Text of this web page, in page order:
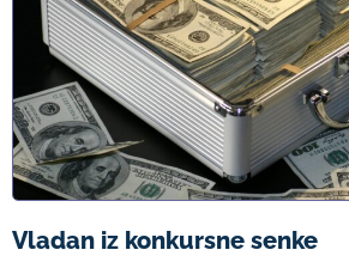
Vladan iz konkursne senke